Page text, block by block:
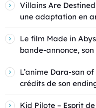
Villains Are
une adaptation en
Le film Made in
bande-annonce,
L’anime Dara-san
crédits de son
Kid Pilote – Esprit